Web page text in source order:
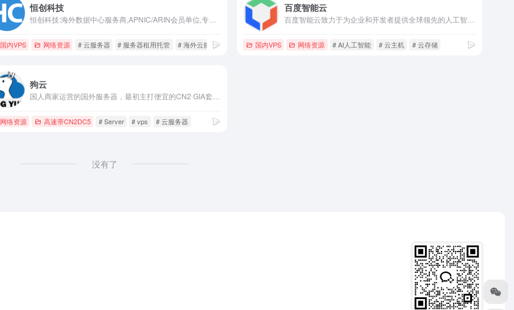
恒创科技
恒创科技:海外数据中心服务商,APNIC/ARIN会员单位,专注香港服务器,香港云服务器,国外服务器,高防服务器,美国服务器等海外服务器租用托管服务,双向CN2,GIA+BGP高速网络服务。
国内VPS 网络资源 # 云服务器 # 服务器租用托管 # 海外云服务器
百度智能云
国内VPS 网络资源 # AI人工智能 # 云主机 # 云存储
狗云
网络资源 高速带CN2DC5 # Server # vps # 云服务器
没有了